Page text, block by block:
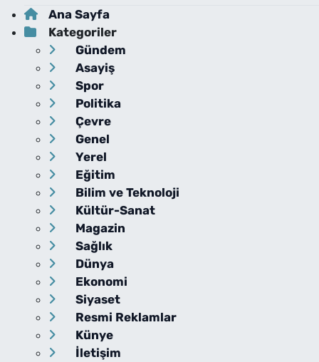
Ana Sayfa
Kategoriler
Gündem
Asayiş
Spor
Politika
Çevre
Genel
Yerel
Eğitim
Bilim ve Teknoloji
Kültür-Sanat
Magazin
Sağlık
Dünya
Ekonomi
Siyaset
Resmi Reklamlar
Künye
İletişim